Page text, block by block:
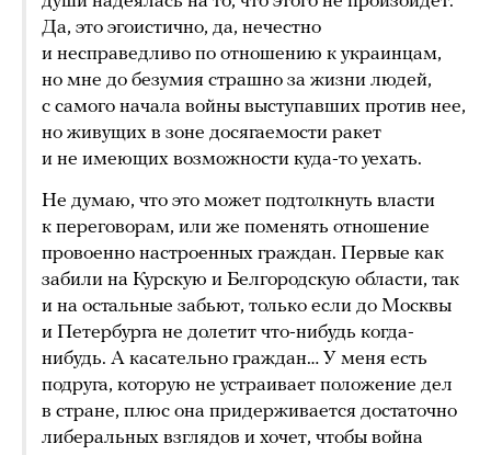
Да, это эгоистично, да, нечестно
и несправедливо по отношению к украинцам,
но мне до безумия страшно за жизни людей,
с самого начала войны выступавших против нее,
но живущих в зоне досягаемости ракет
и не имеющих возможности куда-то уехать.
Не думаю, что это может подтолкнуть власти
к переговорам, или же поменять отношение
провоенно настроенных граждан. Первые как
забили на Курскую и Белгородскую области, так
и на остальные забьют, только если до Москвы
и Петербурга не долетит что-нибудь когда-
нибудь. А касательно граждан… У меня есть
подруга, которую не устраивает положение дел
в стране, плюс она придерживается достаточно
либеральных взглядов и хочет, чтобы война